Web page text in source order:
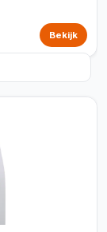
Bekijk